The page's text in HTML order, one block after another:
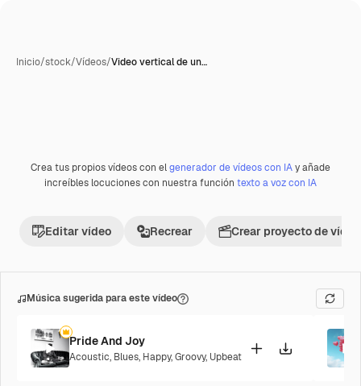
Inicio/stock/Vídeos/Video vertical de un…
Premium
Crea tus propios vídeos con elgenerador de vídeos con IAy añade
increíbles locuciones con nuestra función texto a voz con IA
Editar vídeo Recrear Crear proyecto de vídeo
Música sugerida para este vídeo
Pride And Joy
Acoustic, Blues, Happy,Groovy, Upbeat